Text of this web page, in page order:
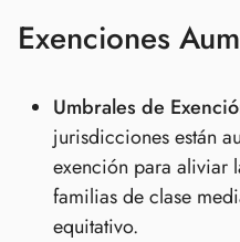
Exenciones
Umbrales de
jurisdicciones están
exención para aliviar
familias de clase
equitativo.